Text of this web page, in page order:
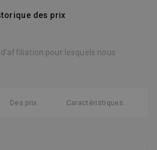
des prix
pour lesquels nous
Des prix Caractéristiques